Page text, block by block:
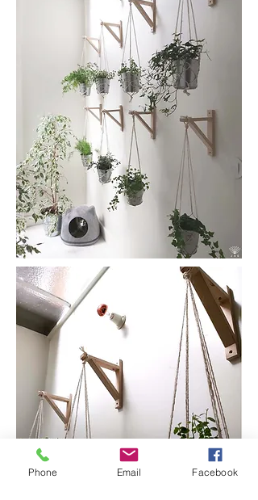
Phone Email Facebook